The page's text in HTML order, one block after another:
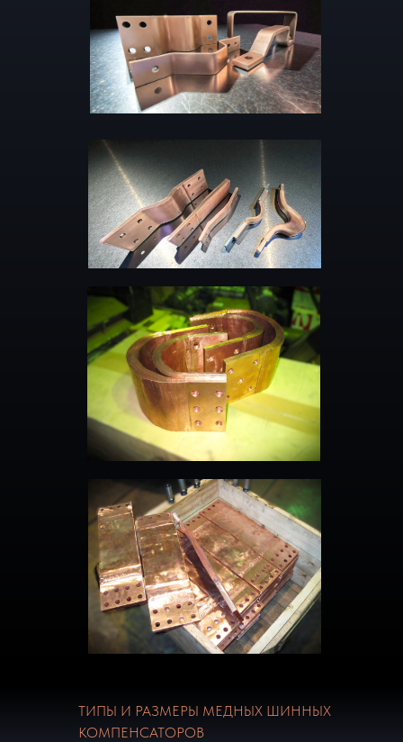
ТИПЫ И РАЗМЕРЫ МЕДНЫХ ШИННЫХ
КОМПЕНСАТОРОВ